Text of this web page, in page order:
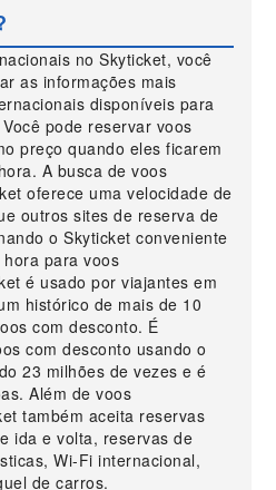
no Skyticket, você
as informações mais
disponíveis para
pode reservar voos
preço quando eles ficarem
A busca de voos
oferece uma velocidade de
outros sites de reserva de
o Skyticket conveniente
para voos
é usado por viajantes em
histórico de mais de 10
com desconto. É
com desconto usando o
23 milhões de vezes e é
Além de voos
também aceita reservas
ida e volta, reservas de
Wi-Fi internacional,
de carros.